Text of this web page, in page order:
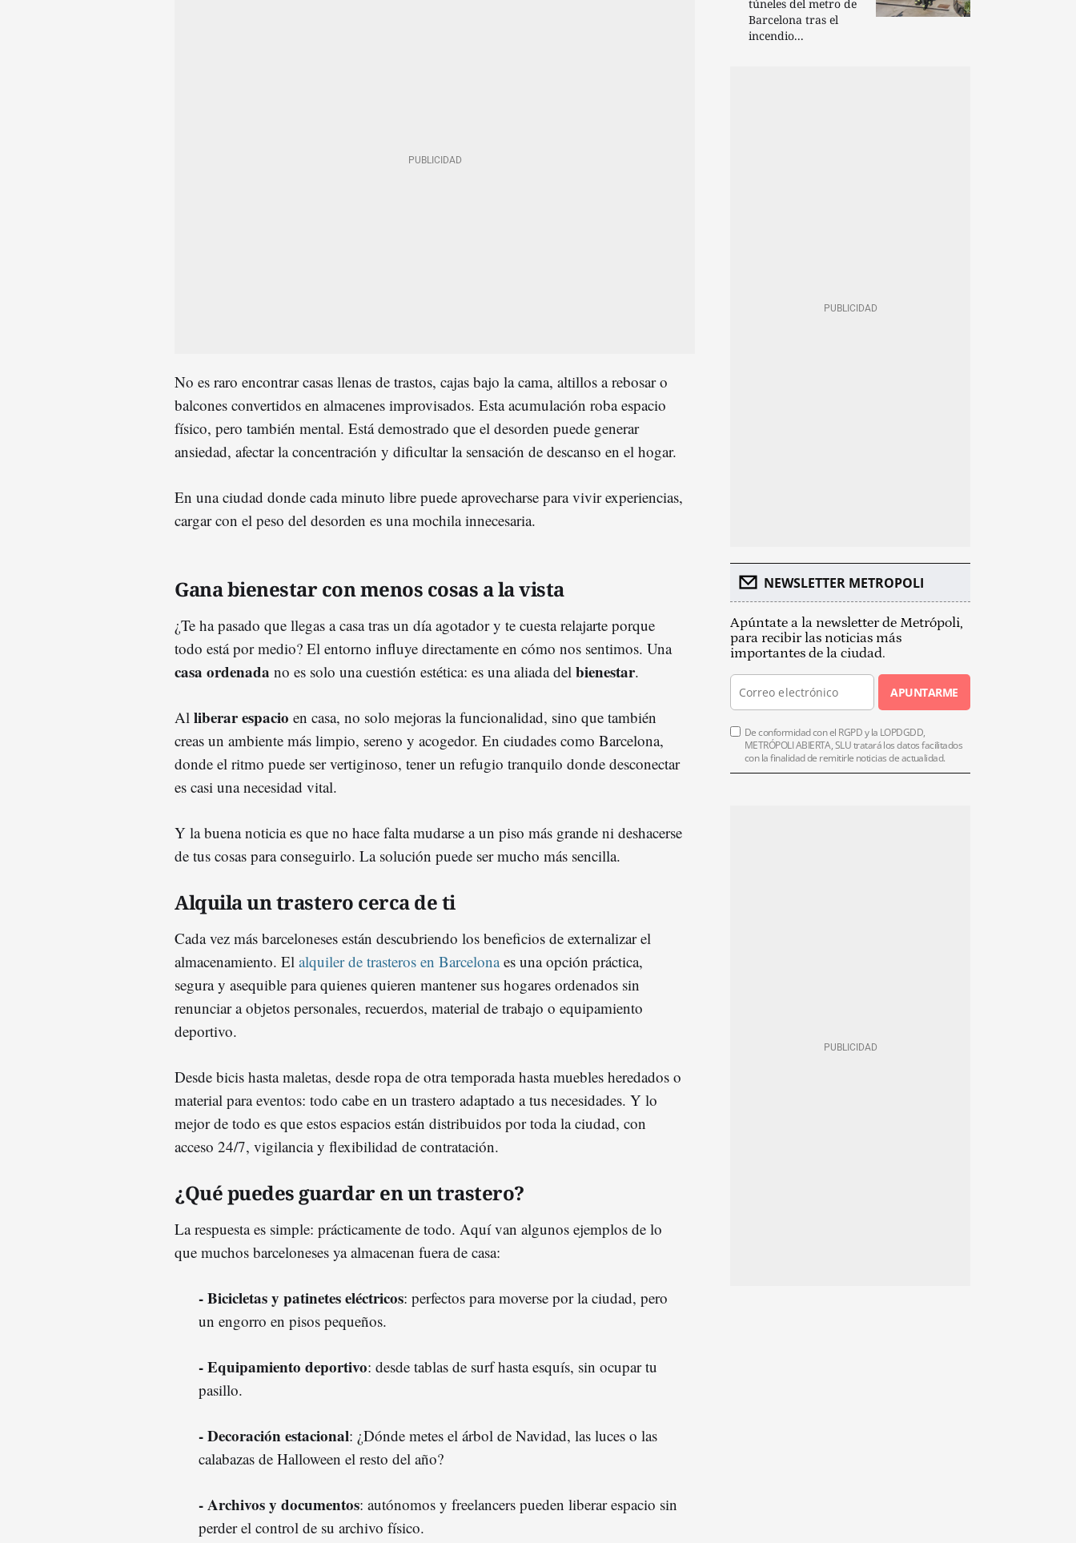
No es raro encontrar casas llenas de trastos, cajas bajo la cama, altillos a rebosar o
balcones convertidos en almacenes improvisados. Esta acumulación roba espacio
físico, pero también mental. Está demostrado que el desorden puede generar
ansiedad, afectar la concentración y dificultar la sensación de descanso en el hogar.
En una ciudad donde cada minuto libre puede aprovecharse para vivir experiencias,
cargar con el peso del desorden es una mochila innecesaria.
Gana bienestar con menos cosas a la vista
¿Te ha pasado que llegas a casa tras un día agotador y te cuesta relajarte porque
todo está por medio? El entorno influye directamente en cómo nos sentimos. Una
casa ordenada no es solo una cuestión estética: es una aliada del bienestar.
Al liberar espacio en casa, no solo mejoras la funcionalidad, sino que también
creas un ambiente más limpio, sereno y acogedor. En ciudades como Barcelona,
donde el ritmo puede ser vertiginoso, tener un refugio tranquilo donde desconectar
es casi una necesidad vital.
Y la buena noticia es que no hace falta mudarse a un piso más grande ni deshacerse
de tus cosas para conseguirlo. La solución puede ser mucho más sencilla.
Alquila un trastero cerca de ti
Cada vez más barceloneses están descubriendo los beneficios de externalizar el
almacenamiento. El alquiler de trasteros en Barcelonaes una opción práctica,
segura y asequible para quienes quieren mantener sus hogares ordenados sin
renunciar a objetos personales, recuerdos, material de trabajo o equipamiento
deportivo.
Desde bicis hasta maletas, desde ropa de otra temporada hasta muebles heredados o
material para eventos: todo cabe en un trastero adaptado a tus necesidades. Y lo
mejor de todo es que estos espacios están distribuidos por toda la ciudad, con
acceso 24/7, vigilancia y flexibilidad de contratación.
¿Qué puedes guardar en un trastero?
La respuesta es simple: prácticamente de todo. Aquí van algunos ejemplos de lo
que muchos barceloneses ya almacenan fuera de casa:
- Bicicletas y patinetes eléctricos: perfectos para moverse por la ciudad, pero
un engorro en pisos pequeños.
- Equipamiento deportivo: desde tablas de surf hasta esquís, sin ocupar tu
pasillo.
- Decoración estacional: ¿Dónde metes el árbol de Navidad, las luces o las
calabazas de Halloween el resto del año?
- Archivos y documentos: autónomos y freelancers pueden liberar espacio sin
perder el control de su archivo físico.
túneles del metro de
Barcelona tras el
incendio...
NEWSLETTER METROPOLI
Apúntate a la newsletter de Metrópoli,
para recibir las noticias más
importantes de la ciudad.
APUNTARME
De conformidad con el RGPD y la LOPDGDD,
METRÓPOLI ABIERTA, SLU tratará los datos facilitados
con la finalidad de remitirle noticias de actualidad.